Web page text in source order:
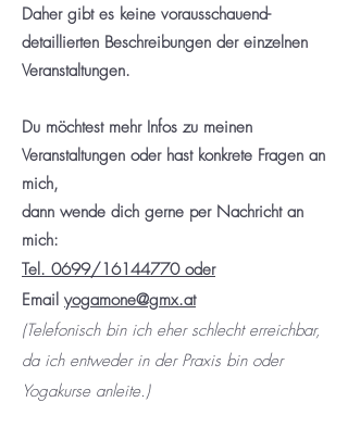
Dahergibt es keine vorausschauend-
detaillierten Beschreibungen der einzelnen
Veranstaltungen.
Du möchtest mehrInfos zu meinen
Veranstaltungen oder hast konkrete Fragen an
mich,
dann wende dich gerne per Nachricht an
mich:
Tel. 0699/16144770 oder
Email yogamone@gmx.at
(Telefonisch bin ich eher schlecht erreichbar,
da ich entweder in der Praxis bin oder
Yogakurse anleite.)